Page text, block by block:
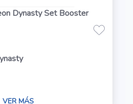
Dynasty Set Booster
VER MÁS